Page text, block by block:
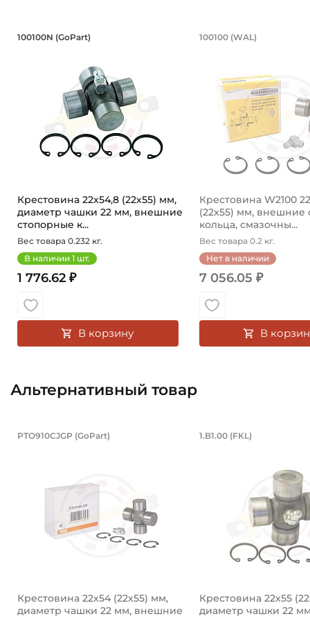
Крестовина 22х54,8 (22х55) мм,
100100N (GoPart)
Крестовина 22х54,8 (22х55) мм,
диаметр чашки 22 мм, внешние
стопорные к...
Вес товара 0.232 кг.
В наличии 1 шт.
1 776.62 ₽
В корзину
Крестовина
100100 (WAL)
Крестовина W2100
(22х55) мм, внешние
кольца, смазочны...
Вес товара 0.2 кг.
Нет в наличии
7 056.05 ₽
В
Альтернативный товар
Крестовина 22х54 (22х55) мм,
PTO910CJGP (GoPart)
Крестовина 22х54 (22х55) мм,
диаметр чашки 22 мм, внешние
Крестовина
1.B1.00 (FKL)
Крестовина 22х55
диаметр чашки 22